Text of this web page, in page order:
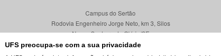
UFS preocupa-se com a sua privacidade
Campus do Sertão
Rodovia Engenheiro Jorge Neto, km 3, Silos
Nossa Senhora da Glória/SE
CEP 49680-000